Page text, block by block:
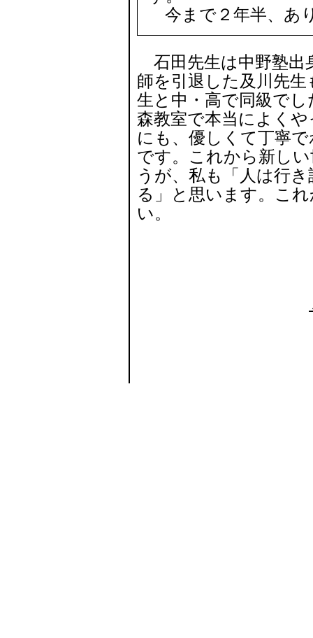
今まで２年半、あ
石田先生は中野塾出
師を引退した及川先
生と中・高で同級で
森教室で本当によく
にも、優しくて丁寧
です。これから新し
うが、私も「人は行
る」と思います。こ
い。